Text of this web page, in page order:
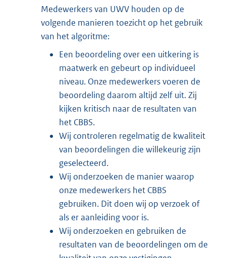
Medewerkers van UWV houden op de
volgende manieren toezicht op het gebruik
van het algoritme:
Een beoordeling over een uitkering is
maatwerk en gebeurt op individueel
niveau. Onze medewerkers voeren de
beoordeling daarom altijd zelf uit. Zij
kijken kritisch naar de resultaten van
het CBBS.
Wij controleren regelmatig de kwaliteit
van beoordelingen die willekeurig zijn
geselecteerd.
Wij onderzoeken de manier waarop
onze medewerkers het CBBS
gebruiken. Dit doen wij op verzoek of
als er aanleiding voor is.
Wij onderzoeken en gebruiken de
resultaten van de beoordelingen om de